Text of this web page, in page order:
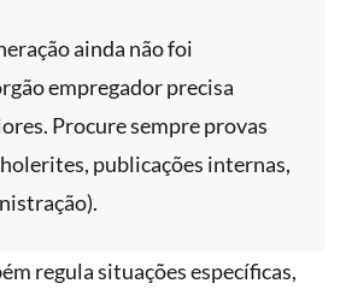
ainda não foi
empregador precisa
Procure sempre provas
publicações internas,
regula situações específicas,